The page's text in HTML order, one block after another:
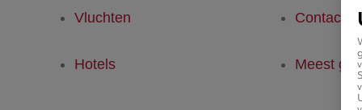
Vluchten
Hotels
Contact
Meest